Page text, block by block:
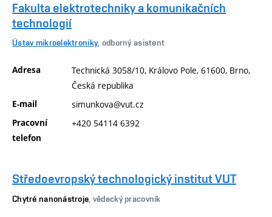
Fakulta elektrotechniky a komunikačních
technologií
Ústav mikroelektroniky, odborný asistent
Adresa
Technická 3058/10, Královo Pole, 61600, Brno,
Česká republika
E-mail simunkova@vut.cz
Pracovní
telefon
+420 54114 6392
Středoevropský technologický institut VUT
Chytré nanonástroje , vědecký pracovník